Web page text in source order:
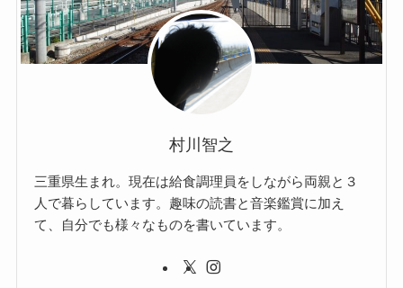
村川智之
三重県生まれ。現在は給食調理員をしながら両親と３
人で暮らしています。趣味の読書と音楽鑑賞に加え
て、自分でも様々なものを書いています。